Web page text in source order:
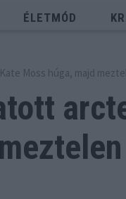
ÉLETMÓD
Moss húga, majd